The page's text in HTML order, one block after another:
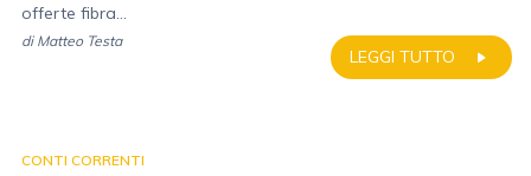
offerte fibra...
LEGGI TUTTO
di Matteo Testa
CONTI CORRENTI